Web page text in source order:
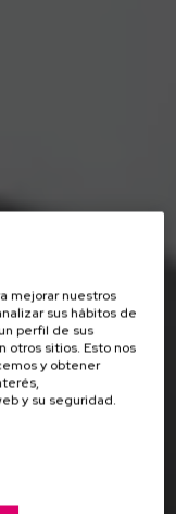
mejorar nuestros
sus hábitos de
perfil de sus
otros sitios. Esto nos
y obtener
y su seguridad.